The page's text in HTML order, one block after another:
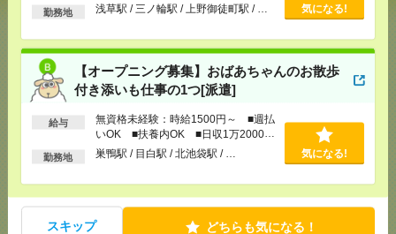
以上
勤務地 浅草駅 / 三ノ輪駅 / 上野御徒町駅 / … 気になる!
【オープニング募集】おばあちゃんのお散歩
付き添いも仕事の1つ[派遣]
給与
無資格未経験：時給1500円～ ■週払
いOK ■扶養内OK ■日収1万2000円
以上
勤務地 巣鴨駅 / 目白駅 / 北池袋駅 / … 気になる!
スキップ どちらも気になる！
[給 与] 無資格未経験：時給1500円～ ■週払い
[交通費]交通費全額支給
[勤務地]
浅草駅/三ノ輪駅/上野御徒町駅/…
気になる！
【オープニング募集】おばあちゃんのお散歩付き添
いも仕事の1つ[派遣]
OK ■扶養内OK ■日収1万2000円以上
[交通費]交通費全額支給
[勤務地]巣鴨駅 /